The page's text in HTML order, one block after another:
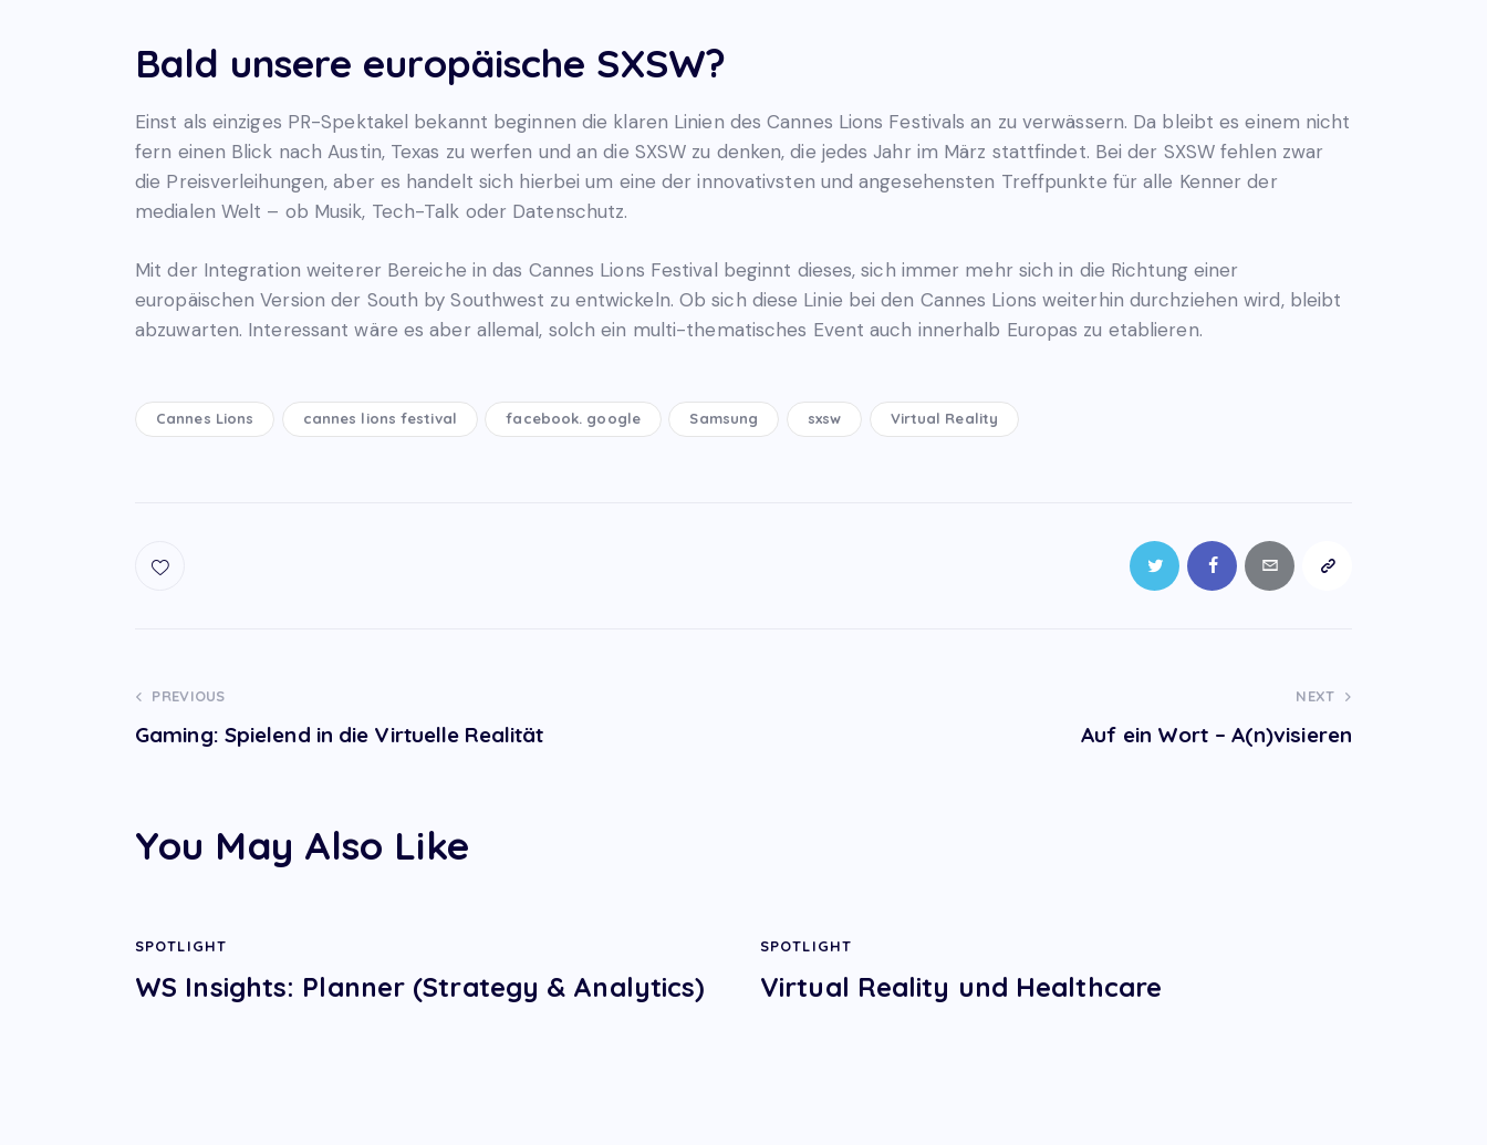
Bald unsere europäische SXSW?
Einst als einziges PR-Spektakel bekannt beginnen die klaren Linien des Cannes Lions Festivals an zu verwässern. Da bleibt es einem nicht
fern einen Blick nach Austin, Texas zu werfen und an die SXSW zu denken, die jedes Jahr im März stattfindet. Bei der SXSW fehlen zwar
die Preisverleihungen, aber es handelt sich hierbei um eine der innovativsten und angesehensten Treffpunkte für alle Kenner der
medialen Welt – ob Musik, Tech-Talk oder Datenschutz.
Mit der Integration weiterer Bereiche in das Cannes Lions Festival beginnt dieses, sich immer mehr sich in die Richtung einer
europäischen Version der South by Southwest zu entwickeln. Ob sich diese Linie bei den Cannes Lions weiterhin durchziehen wird, bleibt
abzuwarten. Interessant wäre es aber allemal, solch ein multi-thematisches Event auch innerhalb Europas zu etablieren.
Cannes Lions cannes lions festival facebook. google Samsung sxsw Virtual Reality
Post
navigation
PREVIOUS
Gaming: Spielend in die Virtuelle Realität
NEXT
Auf ein Wort – A(n)visieren
You May Also Like
SPOTLIGHT
WS Insights: Planner (Strategy & Analytics)
SPOTLIGHT
Virtual Reality und Healthcare